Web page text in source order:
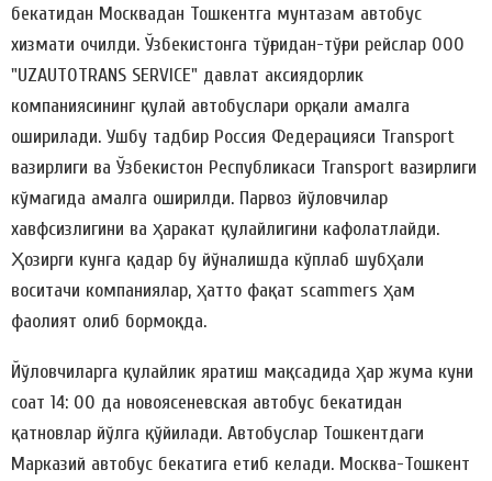
бекатидан Москвадан Тошкентга мунтазам автобус
хизмати очилди. Ўзбекистонга тўғридан-тўғри рейслар ООО
"UZAUTOTRANS SERVICE" давлат аксиядорлик
компаниясининг қулай автобуслари орқали амалга
оширилади. Ушбу тадбир Россия Федерацияси Transport
вазирлиги ва Ўзбекистон Республикаси Transport вазирлиги
кўмагида амалга оширилди. Парвоз йўловчилар
хавфсизлигини ва ҳаракат қулайлигини кафолатлайди.
Ҳозирги кунга қадар бу йўналишда кўплаб шубҳали
воситачи компаниялар, ҳатто фақат scammers ҳам
фаолият олиб бормоқда.
Йўловчиларга қулайлик яратиш мақсадида ҳар жума куни
соат 14: 00 да новоясеневская автобус бекатидан
қатновлар йўлга қўйилади. Автобуслар Тошкентдаги
Марказий автобус бекатига етиб келади. Москва-Тошкент